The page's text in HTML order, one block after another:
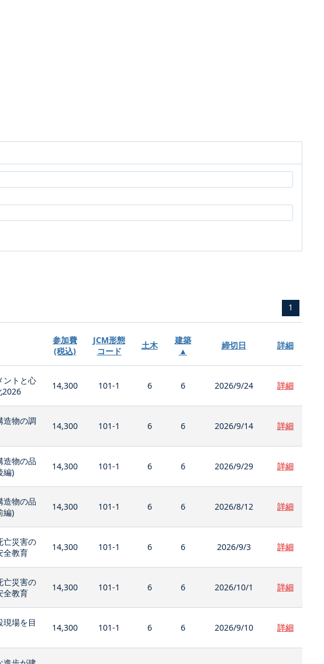
1
参加費
(税込)
JCM形態
コード
土木
建築
▲
締切日 詳細
ントと心
2026
14,300 101-1 6 6 2026/9/24 詳細
造物の調
14,300 101-1 6 6 2026/9/14 詳細
造物の品
編)
14,300 101-1 6 6 2026/9/29 詳細
造物の品
編)
14,300 101-1 6 6 2026/8/12 詳細
亡災害の
全教育
14,300 101-1 6 6 2026/9/3 詳細
亡災害の
全教育
14,300 101-1 6 6 2026/10/1 詳細
現場を目
14,300 101-1 6 6 2026/9/10 詳細